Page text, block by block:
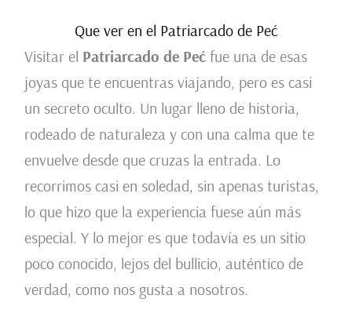
Que ver en el Patriarcado de Peć
Visitar el Patriarcado de Pećfue una de esas
joyas que te encuentras viajando, pero es casi
un secreto oculto. Un lugar lleno de historia,
rodeado de naturaleza y con una calma que te
envuelve desde que cruzas la entrada. Lo
recorrimos casi en soledad, sin apenas turistas,
lo que hizo que la experiencia fuese aún más
especial. Y lo mejor es que todavía es un sitio
poco conocido, lejos del bullicio, auténtico de
verdad, como nos gusta a nosotros.